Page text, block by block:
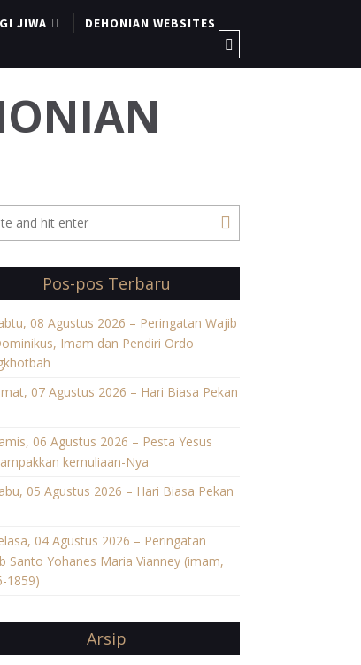
JIWA DEHONIAN WEBSITES
Pos-pos Terbaru
08 Agustus 2026 – Peringatan Wajib
Imam dan Pendiri Ordo
07 Agustus 2026 – Hari Biasa Pekan
06 Agustus 2026 – Pesta Yesus
kemuliaan-Nya
05 Agustus 2026 – Hari Biasa Pekan
04 Agustus 2026 – Peringatan
Santo Yohanes Maria Vianney (imam,
1859)
Arsip